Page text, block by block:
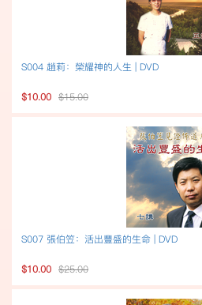
S004 趙莉：榮耀神的人生 | DVD
$10.00 $15.00
S007 張伯笠：活出豐盛的生命 | DVD
$10.00 $25.00